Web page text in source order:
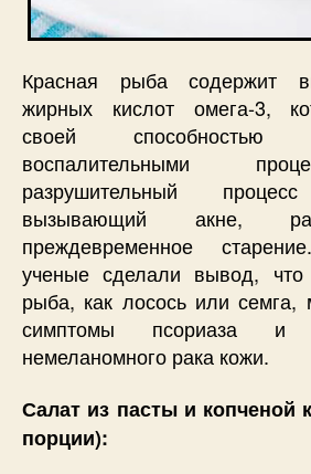
Красная рыба содержит
жирных кислот омега-3,
своей
воспалительными
разрушительный
вызывающий акне,
преждевременное
ученые сделали вывод, что
рыба, как лосось или семга,
симптомы псориаза и
немеланомного рака кожи.
Салат из пасты и копченой
порции):